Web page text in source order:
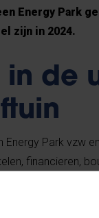
Energy Park
zijn in 2024.
in de
Park vzw
financieren,